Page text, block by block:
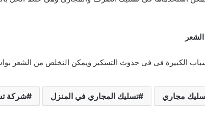
الكبيرة فى فى حدوث التسكير ويمكن التخلص من الشعر
مجاري تسليك المجاري في المنزل شركة